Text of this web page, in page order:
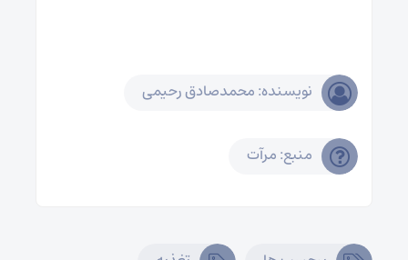
نویسنده: محمدصادق رحیمی
منبع: مرآت